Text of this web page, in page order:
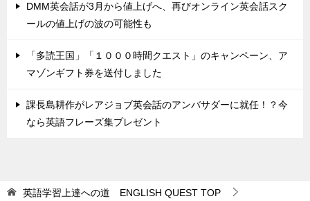
DMM英会話が3月から値上げへ、再びオンライン英会話スク
ールの値上げの波の可能性も
「多読王国」「１０００時間クエスト」のキャンペーン、ア
マゾンギフト券を送付しました
課長島耕作がレアジョブ英会話のアンバサダーに就任！？今
なら英語フレーズ集プレゼント
英語学習上達への道 ENGLISH QUEST TOP